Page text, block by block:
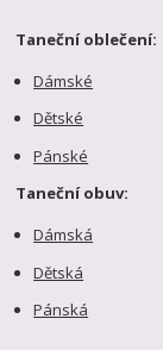
Taneční oblečení:
Dámské
Dětské
Pánské
Taneční obuv:
Dámská
Dětská
Pánská